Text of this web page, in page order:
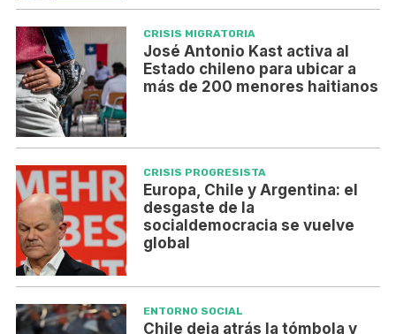
CRISIS MIGRATORIA
José Antonio Kast activa al
Estado chileno para ubicar a
más de 200 menores haitianos
CRISIS PROGRESISTA
Europa, Chile y Argentina: el
desgaste de la
socialdemocracia se vuelve
global
ENTORNO SOCIAL
Chile deja atrás la tómbola y